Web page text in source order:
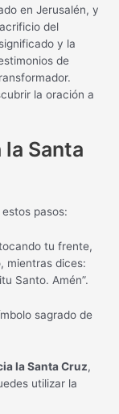
en Jerusalén, y
del
y la
de
la oración a
Santa
pasos:
tu frente,
mientras dices:
Santo. Amén”.
sagrado de
la Santa Cruz,
utilizar la